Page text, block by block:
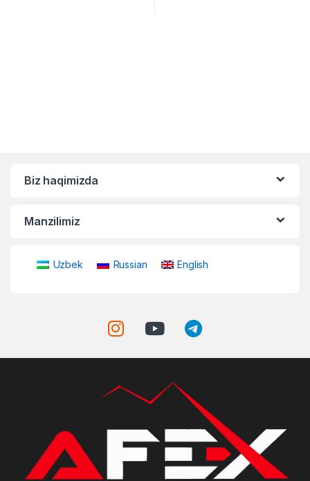
Biz haqimizda
Manzilimiz
Uzbek Russian English